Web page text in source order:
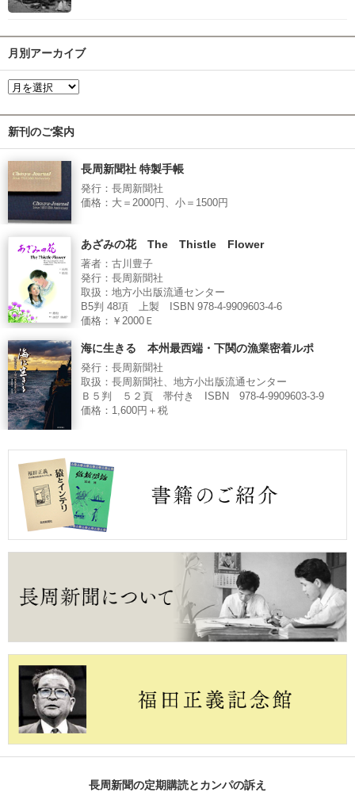
月別アーカイブ
新刊のご案内
長周新聞社 特製手帳
発行：長周新聞社
価格：大＝2000円、小＝1500円
あざみの花 The Thistle Flower
著者：古川豊子
発行：長周新聞社
取扱：地方小出版流通センター
B5判 48項 上製 ISBN 978-4-9909603-4-6
価格：￥2000Ｅ
海に生きる 本州最西端・下関の漁業密着ルポ
発行：長周新聞社
取扱：長周新聞社、地方小出版流通センター
Ｂ５判 ５２頁 帯付き ISBN 978-4-9909603-3-9
価格：1,600円＋税
長周新聞の定期購読とカンパの訴え